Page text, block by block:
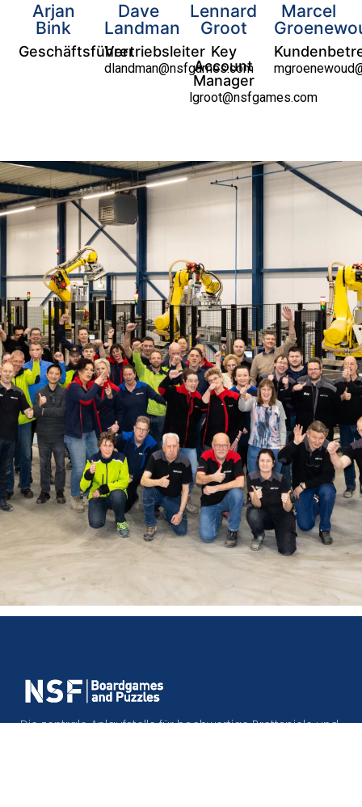
Arjan
Bink
Geschäftsführer
Dave
Landman
Vertriebsleiter
dlandman@nsfgames.com
Lennard
Groot
Key
Account
Manager
lgroot@nsfgames.com
Marcel
Die zentrale Anlaufstelle für hochwertige Brettspiele und